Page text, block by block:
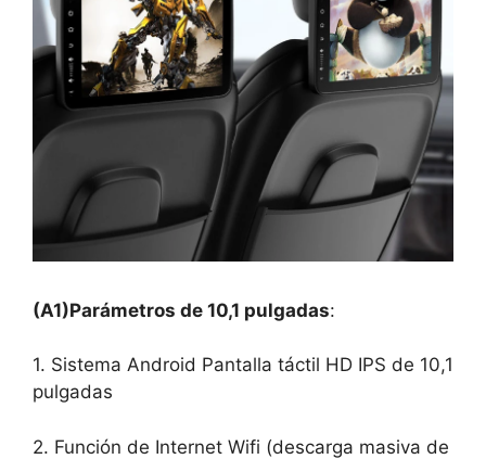
(A1)Parámetros de 10,1 pulgadas:
1. Sistema Android Pantalla táctil HD IPS de 10,1
pulgadas
2. Función de Internet Wifi (descarga masiva de